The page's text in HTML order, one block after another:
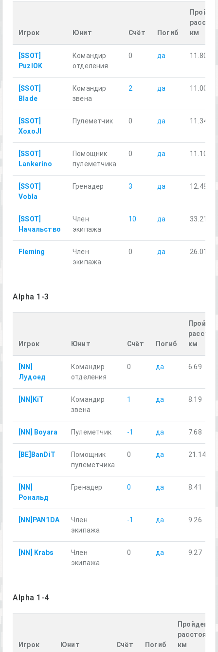
Игрок Юнит Счёт Погиб
км
[SSOT]
PuzlOK
Командир
отделения
0 да 11.80
[SSOT]
Blade
Командир
звена
2 да 11.00
[SSOT]
XoxoJI
Пулеметчик 0 да 11.34
[SSOT]
Lankerino
Помощник
пулеметчика
0 да 11.10
[SSOT]
Vobla
Гренадер 3 да 12.49
[SSOT]
Начальство
Член
экипажа
10 да 33.21
Fleming
Член
экипажа
0 да 26.01
Alpha 1-3
Игрок Юнит Счёт Погиб
км
[NN]
Лудоед
Командир
отделения
0 да 6.69
[NN]KiT
Командир
звена
1 да 8.19
[NN] Boyara Пулеметчик -1 да 7.68
[BE]BanDiT
Помощник
пулеметчика
0 да 21.14
[NN]
Рональд
Гренадер 0 да 8.41
[NN]PAN1DA
Член
экипажа
-1 да 9.26
[NN] Krabs
Член
экипажа
0 да 9.27
Alpha 1-4
Игрок Юнит Счёт Погиб
км